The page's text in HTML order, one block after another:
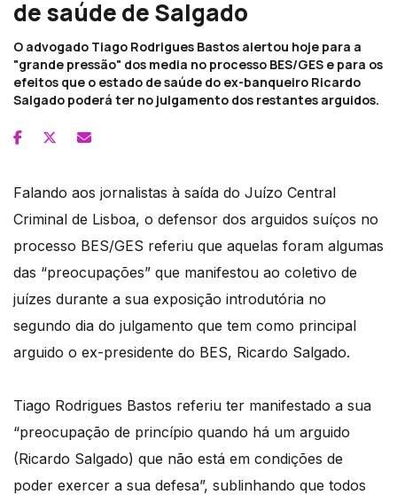
de saúde de Salgado
O advogado Tiago Rodrigues Bastos alertou hoje para a
"grande pressão" dos media no processo BES/GES e para os
efeitos que o estado de saúde do ex-banqueiro Ricardo
Salgado poderá ter no julgamento dos restantes arguidos.
Falando aos jornalistas à saída do Juízo Central
Criminal de Lisboa, o defensor dos arguidos suíços no
processo BES/GES referiu que aquelas foram algumas
das “preocupações” que manifestou ao coletivo de
juízes durante a sua exposição introdutória no
segundo dia do julgamento que tem como principal
arguido o ex-presidente do BES, Ricardo Salgado.
Tiago Rodrigues Bastos referiu ter manifestado a sua
“preocupação de princípio quando há um arguido
(Ricardo Salgado) que não está em condições de
poder exercer a sua defesa”, sublinhando que todos